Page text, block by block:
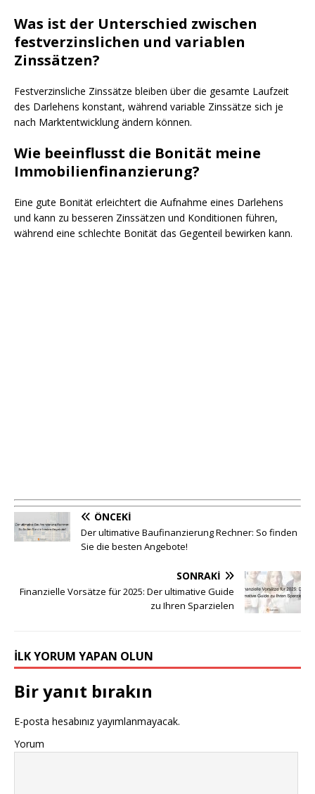
Was ist der Unterschied zwischen
festverzinslichen und variablen
Zinssätzen?
Festverzinsliche Zinssätze bleiben über die gesamte Laufzeit
des Darlehens konstant, während variable Zinssätze sich je
nach Marktentwicklung ändern können.
Wie beeinflusst die Bonität meine
Immobilienfinanzierung?
Eine gute Bonität erleichtert die Aufnahme eines Darlehens
und kann zu besseren Zinssätzen und Konditionen führen,
während eine schlechte Bonität das Gegenteil bewirken kann.
ÖNCEKI
Der ultimative Baufinanzierung Rechner: So finden
Sie die besten Angebote!
SONRAKI
Finanzielle Vorsätze für 2025: Der ultimative Guide
zu Ihren Sparzielen
İLK YORUM YAPAN OLUN
Bir yanıt bırakın
E-posta hesabınız yayımlanmayacak.
Yorum